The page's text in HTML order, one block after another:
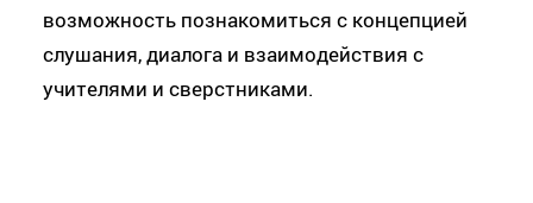
возможность познакомиться с концепцией
слушания, диалога и взаимодействия с
учителями и сверстниками.